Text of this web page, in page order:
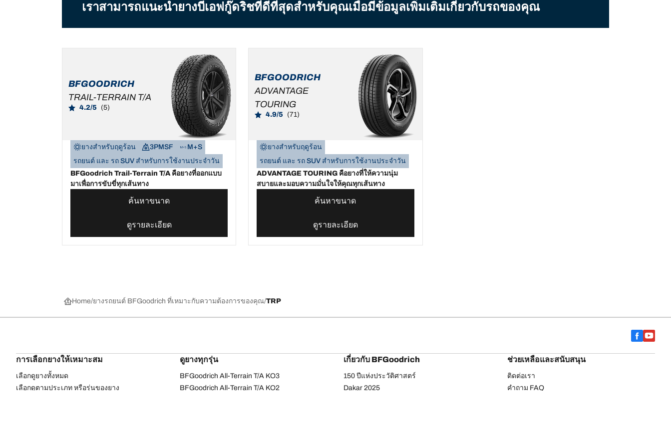
เราสามารถแนะนำยางบีเอฟกู๊ดริชที่ดีที่สุดสำหรับคุณเมื่อมีข้อมูลเพิ่มเติมเกี่ยวกับรถของคุณ
BFGOODRICH
TRAIL-TERRAIN T/A
4.2/5 (5)
ยางสำหรับฤดูร้อน 3PMSF
M+S
รถยนต์ และ รถ SUV สำหรับการใช้งานประจำวัน
BFGoodrich Trail-Terrain T/A คือยางที่ออกแบบ
มาเพื่อการขับขี่ทุกเส้นทาง
ค้นหาขนาด
ดูรายละเอียด
BFGOODRICH
ADVANTAGE
TOURING
4.9/5 (71)
ยางสำหรับฤดูร้อน
รถยนต์ และ รถ SUV สำหรับการใช้งานประจำวัน
ADVANTAGE TOURING คือยางที่ให้ความนุ่ม
สบายและมอบความมั่นใจให้คุณทุกเส้นทาง
ค้นหาขนาด
ดูรายละเอียด
Home ยางรถยนต์ BFGoodrich ที่เหมาะกับความต้องการของคุณ TRP
การเลือกยางให้เหมาะสม
เลือกดูยางทั้งหมด
เลือกดูตามประเภท หรือรุ่นของยาง
ดูยางทุกรุ่น
BFGoodrich All-Terrain T/A KO3
BFGoodrich All-Terrain T/A KO2
เกี่ยวกับ BFGoodrich
150 ปีแห่งประวัติศาสตร์
Dakar 2025
ช่วยเหลือและสนับสนุน
ติดต่อเรา
คำถาม FAQ